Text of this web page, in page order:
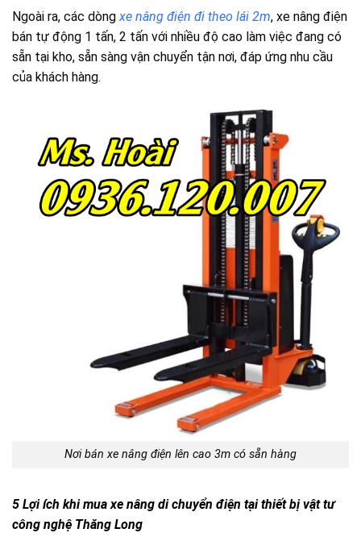
Ngoài ra, các dòng xe nâng điện đi theo lái 2m, xe nâng điện
bán tự động 1 tấn, 2 tấn với nhiều độ cao làm việc đang có
sẵn tại kho, sẵn sàng vận chuyển tận nơi, đáp ứng nhu cầu
của khách hàng.
Nơi bán xe nâng điện lên cao 3m có sẵn hàng
5 Lợi ích khi mua xe nâng di chuyển điện tại thiết bị vật tư
công nghệ Thăng Long